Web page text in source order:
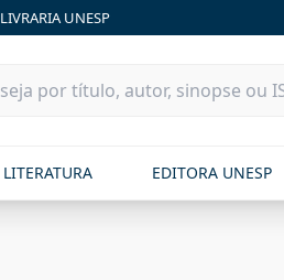
LIVRARIA UNESP
LITERATURA EDITORA UNESP